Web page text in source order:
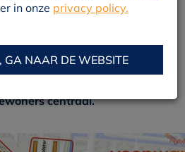
van centrum Veenendaal. Het
zich positief uit over deze
voor de volgende fase van
Daarin staat de
centraal.
in onze privacy policy.
GA NAAR DE WEBSITE